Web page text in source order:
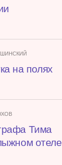
на полях
Тима
отеле